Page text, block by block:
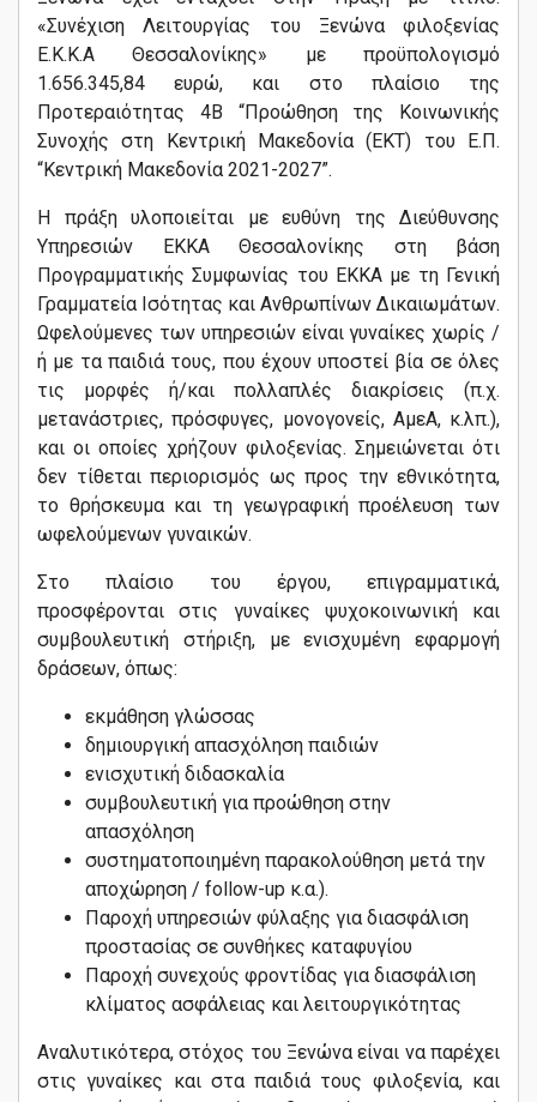
«Συνέχιση Λειτουργίας του Ξενώνα φιλοξενίας
Ε.Κ.Κ.Α Θεσσαλονίκης» με προϋπολογισμό
1.656.345,84 ευρώ, και στο πλαίσιο της
Προτεραιότητας 4Β “Προώθηση της Κοινωνικής
Συνοχής στη Κεντρική Μακεδονία (ΕΚΤ) του Ε.Π.
“Κεντρική Μακεδονία 2021-2027”.
Η πράξη υλοποιείται με ευθύνη της Διεύθυνσης
Υπηρεσιών ΕΚΚΑ Θεσσαλονίκης στη βάση
Προγραμματικής Συμφωνίας του ΕΚΚΑ με τη Γενική
Γραμματεία Ισότητας και Ανθρωπίνων Δικαιωμάτων.
Ωφελούμενες των υπηρεσιών είναι γυναίκες χωρίς /
ή με τα παιδιά τους, που έχουν υποστεί βία σε όλες
τις μορφές ή/και πολλαπλές διακρίσεις (π.χ.
μετανάστριες, πρόσφυγες, μονογονείς, ΑμεΑ, κ.λπ.),
και οι οποίες χρήζουν φιλοξενίας. Σημειώνεται ότι
δεν τίθεται περιορισμός ως προς την εθνικότητα,
το θρήσκευμα και τη γεωγραφική προέλευση των
ωφελούμενων γυναικών.
Στο πλαίσιο του έργου, επιγραμματικά,
προσφέρονται στις γυναίκες ψυχοκοινωνική και
συμβουλευτική στήριξη, με ενισχυμένη εφαρμογή
δράσεων, όπως:
εκμάθηση γλώσσας
δημιουργική απασχόληση παιδιών
ενισχυτική διδασκαλία
συμβουλευτική για προώθηση στην
απασχόληση
συστηματοποιημένη παρακολούθηση μετά την
αποχώρηση / follow-up κ.α.).
Παροχή υπηρεσιών φύλαξης για διασφάλιση
προστασίας σε συνθήκες καταφυγίου
Παροχή συνεχούς φροντίδας για διασφάλιση
κλίματος ασφάλειας και λειτουργικότητας
Αναλυτικότερα, στόχος του Ξενώνα είναι να παρέχει
στις γυναίκες και στα παιδιά τους φιλοξενία, και